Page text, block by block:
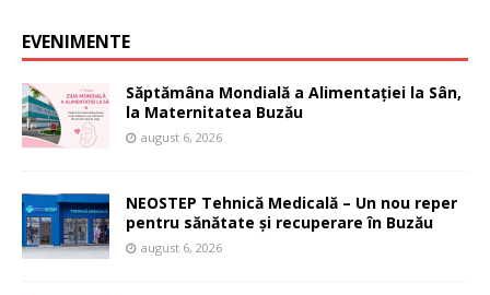
EVENIMENTE
Săptămâna Mondială a Alimentației la Sân,
la Maternitatea Buzău
august 6, 2026
NEOSTEP Tehnică Medicală – Un nou reper
pentru sănătate și recuperare în Buzău
august 6, 2026